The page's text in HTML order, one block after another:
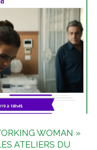
WOMAN »
ATELIERS DU